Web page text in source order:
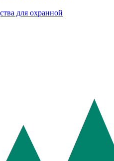
для охранной